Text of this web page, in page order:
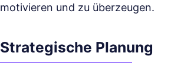
motivieren und zu überzeugen.
Strategische Planung